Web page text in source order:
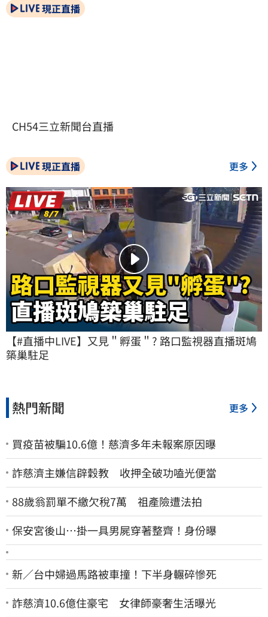
現正直播
CH54三立新聞台直播
現正直播 更多
【#直播中LIVE】又見＂孵蛋＂? 路口監視器直播斑鳩
築巢駐足
熱門新聞 更多
買疫苗被騙10.6億！慈濟多年未報案原因曝
詐慈濟主嫌信辟穀教 收押全破功嗑光便當
88歲翁罰單不繳欠稅7萬 祖產險遭法拍
保安宮後山…掛一具男屍穿著整齊！身份曝
新／台中婦過馬路被車撞！下半身輾碎慘死
詐慈濟10.6億住豪宅 女律師豪奢生活曝光